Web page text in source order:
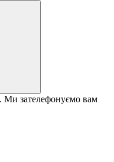
Ми зателефонуємо вам